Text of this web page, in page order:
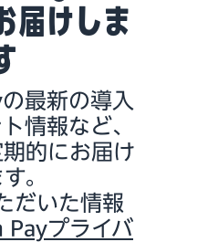
届けしま
最新の導入
情報など、
的にお届け
。
だいた情報
Payプライバ